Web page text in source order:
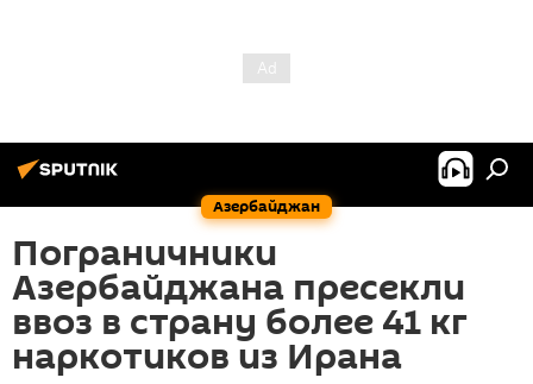
Азербайджан
Пограничники
Азербайджана пресекли
ввоз в страну более 41 кг
наркотиков из Ирана